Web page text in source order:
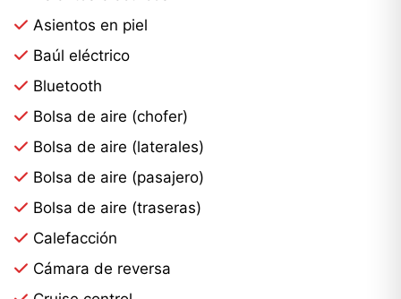
Asientos en piel
Baúl eléctrico
Bluetooth
Bolsa de aire (chofer)
Bolsa de aire (laterales)
Bolsa de aire (pasajero)
Bolsa de aire (traseras)
Calefacción
Cámara de reversa